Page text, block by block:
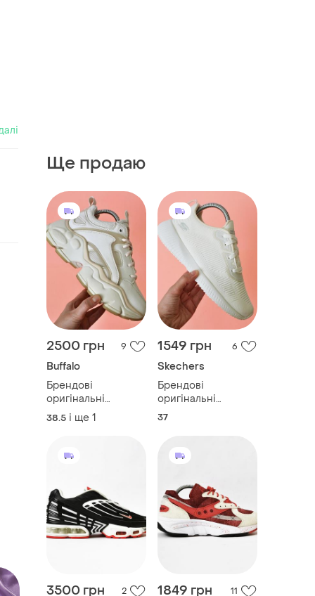
Ще продаю
2500 грн 9
Buffalo
Брендові
оригінальні
ексклюзивні
кросівки на
25 см
38.5 і ще 1
1549 грн 6
Skechers
Брендові
оригінальні
молочні кросівки
37
3500 грн 2 1849 грн 11